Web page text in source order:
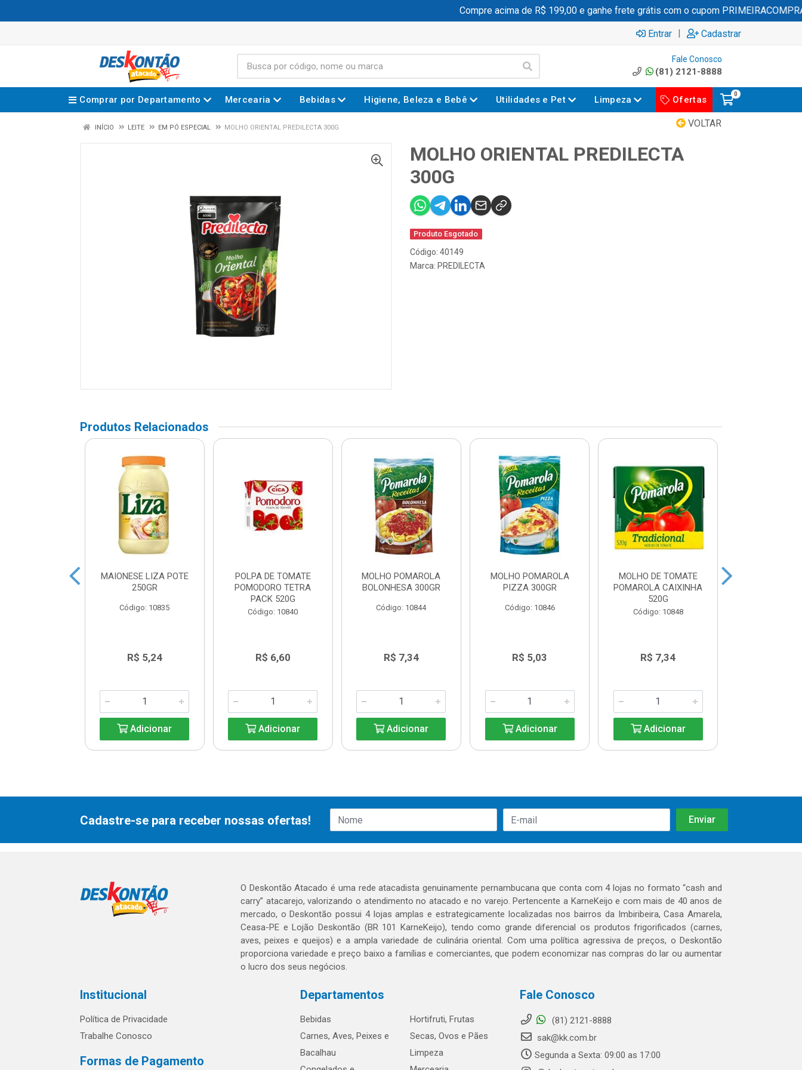
Compre acima de R$ 199,00 e ganhe frete grátis com o cupom PRIMEIRACOMPRA
Entrar | Cadastrar
Fale Conosco
(81) 2121-8888
Comprar por Departamento Mercearia Bebidas Higiene, Beleza e Bebê Utilidades e Pet Limpeza Ofertas
0
VOLTAR
INÍCIO LEITE EM PÓ ESPECIAL MOLHO ORIENTAL PREDILECTA 300G
MOLHO ORIENTAL PREDILECTA
300G
Produto Esgotado
Código: 40149
Marca: PREDILECTA
Produtos Relacionados
MAIONESE LIZA POTE
250GR
Código: 10835
R$ 5,24
Adicionar
POLPA DE TOMATE
POMODORO TETRA
PACK 520G
Código: 10840
R$ 6,60
Adicionar
MOLHO POMAROLA
BOLONHESA 300GR
Código: 10844
R$ 7,34
Adicionar
MOLHO POMAROLA
PIZZA 300GR
Código: 10846
R$ 5,03
Adicionar
MOLHO DE TOMATE
POMAROLA CAIXINHA
520G
Código: 10848
R$ 7,34
Adicionar
Cadastre-se para receber nossas ofertas!
O Deskontão Atacado é uma rede atacadista genuinamente pernambucana que conta com 4 lojas no formato “cash and
carry” atacarejo, valorizando o atendimento no atacado e no varejo. Pertencente a KarneKeijo e com mais de 40 anos de
mercado, o Deskontão possui 4 lojas amplas e estrategicamente localizadas nos bairros da Imbiribeira, Casa Amarela,
Ceasa-PE e Lojão Deskontão (BR 101 KarneKeijo), tendo como grande diferencial os produtos frigorificados (carnes,
aves, peixes e queijos) e a ampla variedade de culinária oriental. Com uma política agressiva de preços, o Deskontão
proporciona variedade e preço baixo a famílias e comerciantes, que podem economizar nas compras do lar ou aumentar
o lucro dos seus negócios.
Institucional
Política de Privacidade
Trabalhe Conosco
Formas de Pagamento
Departamentos
Bebidas
Carnes, Aves, Peixes e
Bacalhau
Hortifruti, Frutas
Secas, Ovos e Pães
Limpeza
Fale Conosco
(81) 2121-8888
sak@kk.com.br
Segunda a Sexta: 09:00 as 17:00